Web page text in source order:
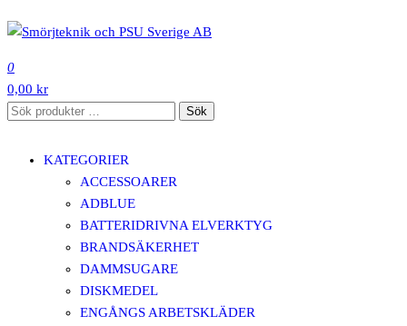
till
innehåll
0
0,00 kr
Sök
Sök
KATEGORIER
ACCESSOARER
ADBLUE
BATTERIDRIVNA ELVERKTYG
BRANDSÄKERHET
DAMMSUGARE
DISKMEDEL
ENGÅNGS ARBETSKLÄDER